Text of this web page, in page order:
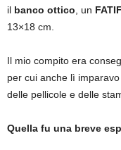
il banco ottico, un FATIF
13×18 cm.
Il mio compito era
per cui anche lì
delle pellicole e delle
Quella fu una breve